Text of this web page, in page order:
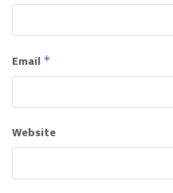
Email *
Website